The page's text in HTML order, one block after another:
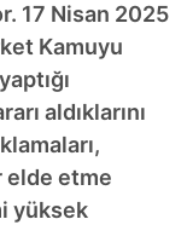
17 Nisan 2025
Kamuyu
aldıklarını
elde etme
yüksek